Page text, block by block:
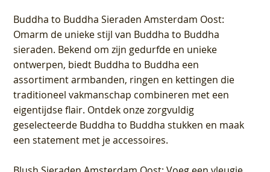
Buddha to Buddha Sieraden Amsterdam Oost:
Omarm de unieke stijl van Buddha to Buddha
sieraden. Bekend om zijn gedurfde en unieke
ontwerpen, biedt Buddha to Buddha een
assortiment armbanden, ringen en kettingen die
traditioneel vakmanschap combineren met een
eigentijdse flair. Ontdek onze zorgvuldig
geselecteerde Buddha to Buddha stukken en maak
een statement met je accessoires.